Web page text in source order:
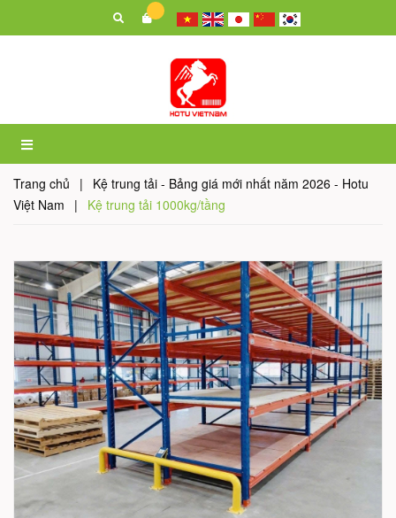
Trang chủ |
Kệ trung tải - Bảng giá mới nhất năm 2026 - Hotu
Việt Nam
| Kệ trung tải 1000kg/tầng